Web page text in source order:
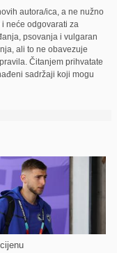
autora/ica, a ne nužno
neće odgovarati za
psovanja i vulgaran
ali to ne obavezuje
Čitanjem prihvatate
sadržaji koji mogu